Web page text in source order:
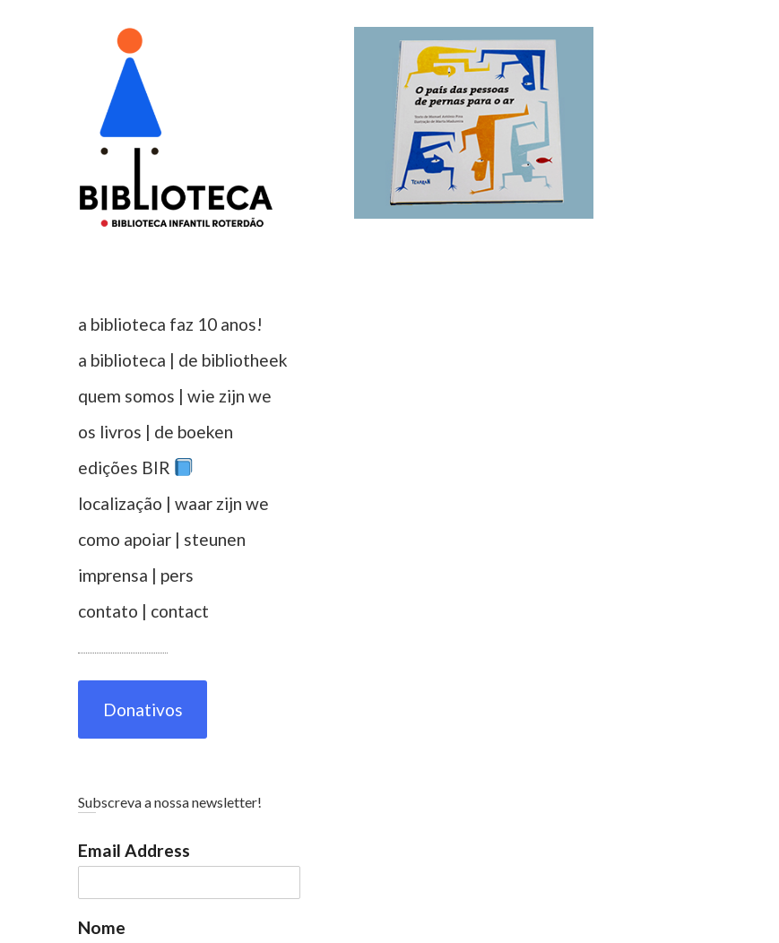
a biblioteca faz 10 anos!
a biblioteca | de bibliotheek
quem somos | wie zijn we
os livros | de boeken
edições BIR
localização | waar zijn we
como apoiar | steunen
imprensa | pers
contato | contact
Donativos
Subscreva a nossa newsletter!
Email Address
Nome